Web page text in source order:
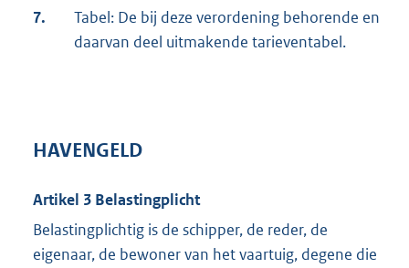
7.
Tabel: De bij deze verordening behorende en
daarvan deel uitmakende tarieventabel.
HAVENGELD
Artikel 3 Belastingplicht
Belastingplichtig is de schipper, de reder, de
eigenaar, de bewoner van het vaartuig, degene die